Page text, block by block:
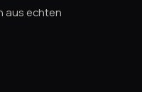
aus echten